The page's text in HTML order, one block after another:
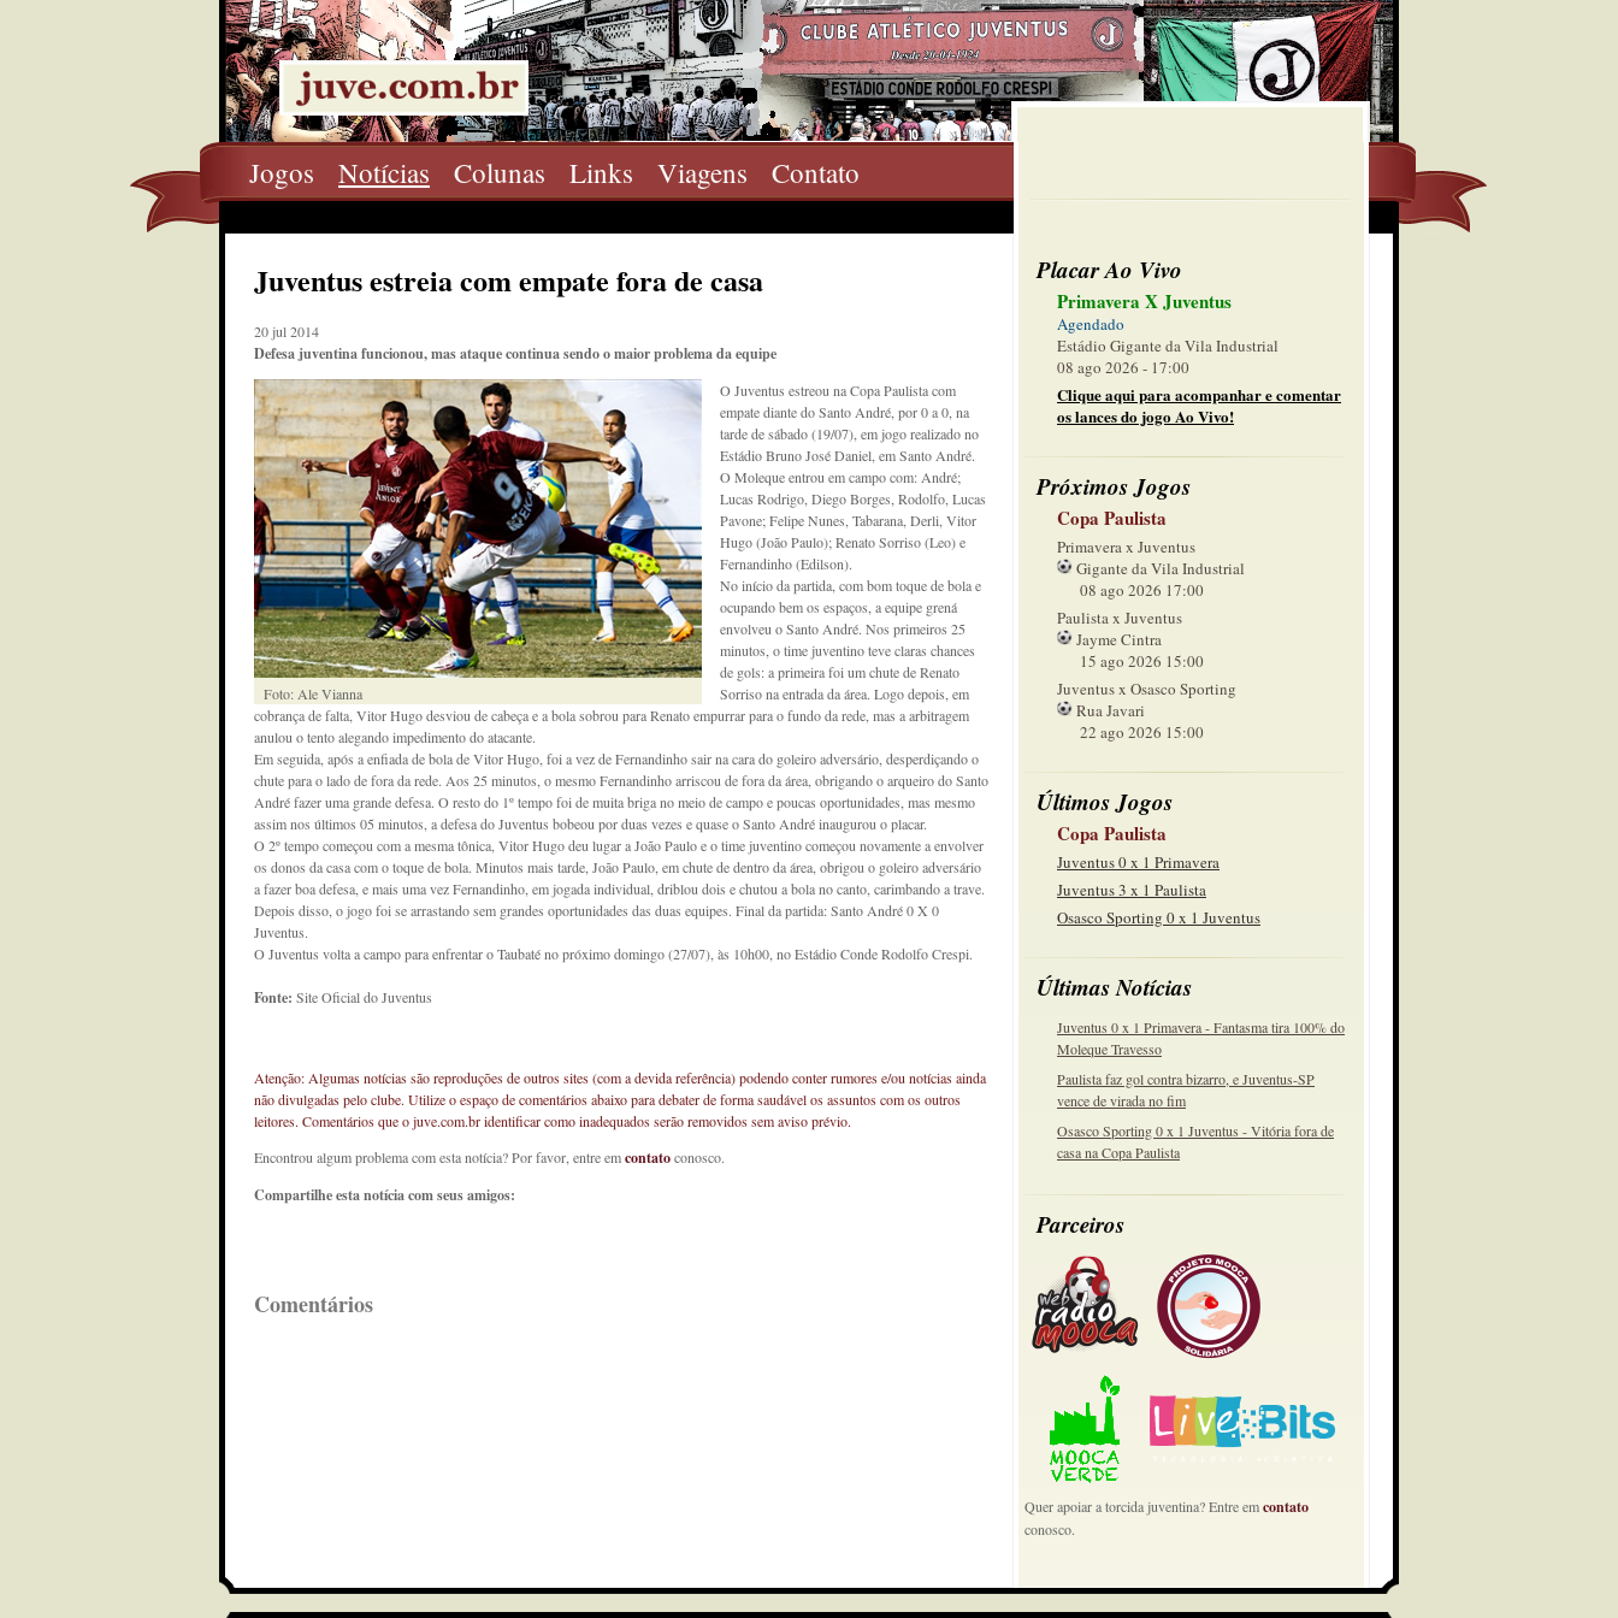
Jogos Notícias Colunas Links Viagens Contato
Placar Ao Vivo
Primavera X Juventus
Agendado
Estádio Gigante da Vila Industrial
08 ago 2026 - 17:00
Clique aqui para acompanhar e comentar
os lances do jogo Ao Vivo!
Próximos Jogos
Copa Paulista
Primavera x Juventus
Gigante da Vila Industrial
08 ago 2026 17:00
Paulista x Juventus
Jayme Cintra
15 ago 2026 15:00
Juventus x Osasco Sporting
Rua Javari
22 ago 2026 15:00
Últimos Jogos
Copa Paulista
Juventus 0 x 1 Primavera
Juventus 3 x 1 Paulista
Osasco Sporting 0 x 1 Juventus
Últimas Notícias
Juventus 0 x 1 Primavera - Fantasma tira 100% do
Moleque Travesso
Paulista faz gol contra bizarro, e Juventus-SP
vence de virada no fim
Osasco Sporting 0 x 1 Juventus - Vitória fora de
casa na Copa Paulista
Parceiros
Quer apoiar a torcida juventina? Entre emcontato
conosco.
Juventus estreia com empate fora de casa
20 jul 2014
Defesa juventina funcionou, mas ataque continua sendo o maior problema da equipe
Foto: Ale Vianna
O Juventus estreou na Copa Paulista com
empate diante do Santo André, por 0 a 0, na
tarde de sábado (19/07), em jogo realizado no
Estádio Bruno José Daniel, em Santo André.
O Moleque entrou em campo com: André;
Lucas Rodrigo, Diego Borges, Rodolfo, Lucas
Pavone; Felipe Nunes, Tabarana, Derli, Vitor
Hugo (João Paulo); Renato Sorriso (Leo) e
Fernandinho (Edilson).
No início da partida, com bom toque de bola e
ocupando bem os espaços, a equipe grená
envolveu o Santo André. Nos primeiros 25
minutos, o time juventino teve claras chances
de gols: a primeira foi um chute de Renato
Sorriso na entrada da área. Logo depois, em
cobrança de falta, Vitor Hugo desviou de cabeça e a bola sobrou para Renato empurrar para o fundo da rede, mas a arbitragem
anulou o tento alegando impedimento do atacante.
Em seguida, após a enfiada de bola de Vitor Hugo, foi a vez de Fernandinho sair na cara do goleiro adversário, desperdiçando o
chute para o lado de fora da rede. Aos 25 minutos, o mesmo Fernandinho arriscou de fora da área, obrigando o arqueiro do Santo
André fazer uma grande defesa. O resto do 1º tempo foi de muita briga no meio de campo e poucas oportunidades, mas mesmo
assim nos últimos 05 minutos, a defesa do Juventus bobeou por duas vezes e quase o Santo André inaugurou o placar.
O 2º tempo começou com a mesma tônica, Vitor Hugo deu lugar a João Paulo e o time juventino começou novamente a envolver
os donos da casa com o toque de bola. Minutos mais tarde, João Paulo, em chute de dentro da área, obrigou o goleiro adversário
a fazer boa defesa, e mais uma vez Fernandinho, em jogada individual, driblou dois e chutou a bola no canto, carimbando a trave.
Depois disso, o jogo foi se arrastando sem grandes oportunidades das duas equipes. Final da partida: Santo André 0 X 0
Juventus.
O Juventus volta a campo para enfrentar o Taubaté no próximo domingo (27/07), às 10h00, no Estádio Conde Rodolfo Crespi.
Fonte: Site Oficial do Juventus
Atenção: Algumas notícias são reproduções de outros sites (com a devida referência) podendo conter rumores e/ou notícias ainda
não divulgadas pelo clube. Utilize o espaço de comentários abaixo para debater de forma saudável os assuntos com os outros
leitores. Comentários que o juve.com.br identificar como inadequados serão removidos sem aviso prévio.
Encontrou algum problema com esta notícia? Por favor, entre emcontatoconosco.
Compartilhe esta notícia com seus amigos:
Comentários